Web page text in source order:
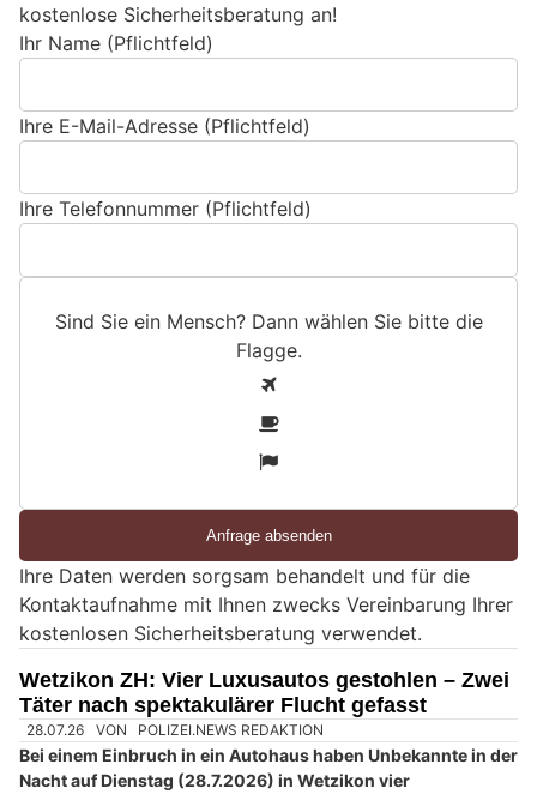
kostenlose Sicherheitsberatung an!
Ihr Name (Pflichtfeld)
Ihre E-Mail-Adresse (Pflichtfeld)
Ihre Telefonnummer (Pflichtfeld)
Sind Sie ein Mensch? Dann wählen Sie bitte die
Flagge.
e
i
n
e
n
s
c
Ihre Daten werden sorgsam behandelt und für die
Kontaktaufnahme mit Ihnen zwecks Vereinbarung Ihrer
kostenlosen Sicherheitsberatung verwendet.
Wetzikon ZH: Vier Luxusautos gestohlen – Zwei
Täter nach spektakulärer Flucht gefasst